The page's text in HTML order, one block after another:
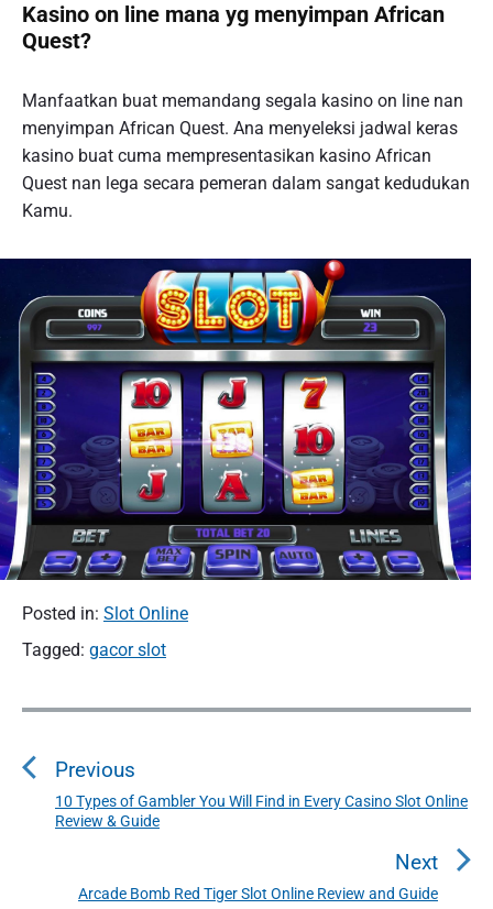
Kasino on line mana yg menyimpan African
Quest?
Manfaatkan buat memandang segala kasino on line nan
menyimpan African Quest. Ana menyeleksi jadwal keras
kasino buat cuma mempresentasikan kasino African
Quest nan lega secara pemeran dalam sangat kedudukan
Kamu.
Posted in: Slot Online
Tagged: gacor slot
P
s
Previous
P
r
10 Types of Gambler You Will Find in Every Casino Slot Online
Review & Guide
Next
N
Arcade Bomb Red Tiger Slot Online Review and Guide